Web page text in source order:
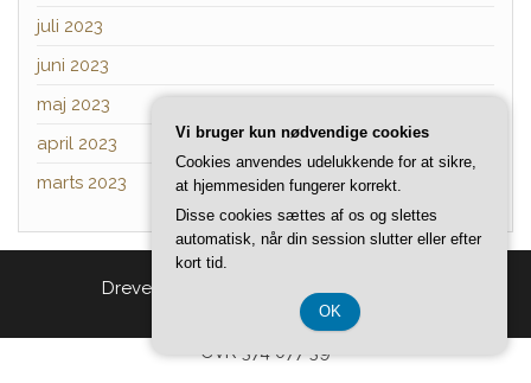
juli 2023
juni 2023
maj 2023
april 2023
marts 2023
Drevet af Tema:Head Blog
CVR 374 077 39
Vi bruger kun nødvendige cookies
Cookies anvendes udelukkende for at sikre,
at hjemmesiden fungerer korrekt.
Disse cookies sættes af os og slettes
automatisk, når din session slutter eller efter
kort tid.
OK